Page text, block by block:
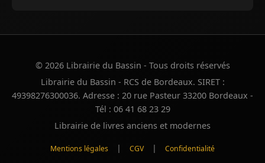
© 2026 Librairie du Bassin - Tous droits réservés
Librairie du Bassin - RCS de Bordeaux. SIRET :
49398276300036. Adresse : 20 rue Pasteur 33200 Bordeaux -
Tél : 06 41 68 23 29
Librairie de livres anciens et modernes
Mentions légales | CGV | Confidentialité